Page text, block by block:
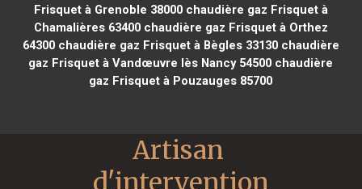
Frisquet à Grenoble 38000chaudière gaz Frisquet à
Chamalières 63400chaudière gaz Frisquet à Orthez
64300chaudière gaz Frisquet à Bègles 33130chaudière
gaz Frisquet à Vandœuvre lès Nancy 54500 chaudière
gaz Frisquet à Pouzauges 85700
Artisan
d'intervention